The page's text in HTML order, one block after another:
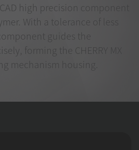
high precision component
With a tolerance of less
guides the
forming the CHERRY MX
mechanism housing.